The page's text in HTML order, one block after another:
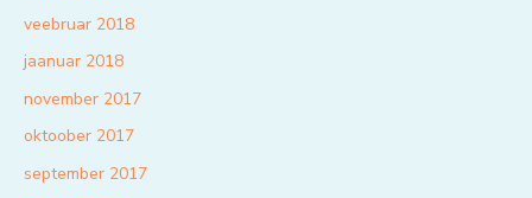
veebruar 2018
jaanuar 2018
november 2017
oktoober 2017
september 2017